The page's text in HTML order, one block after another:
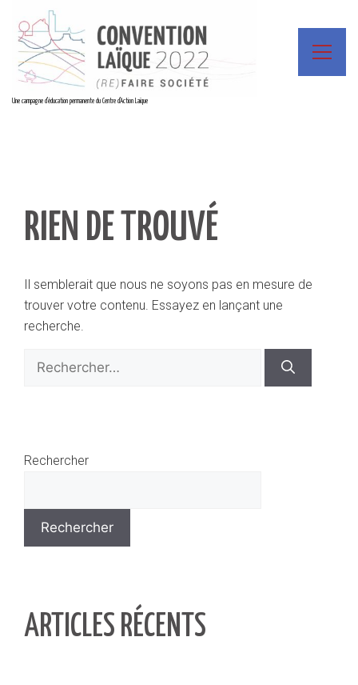
Une campagne d'éducation permanente du Centre d'Action Laïque
RIEN DE TROUVÉ
Il semblerait que nous ne soyons pas en mesure de
trouver votre contenu. Essayez en lançant une
recherche.
Rechercher
Rechercher
ARTICLES RÉCENTS